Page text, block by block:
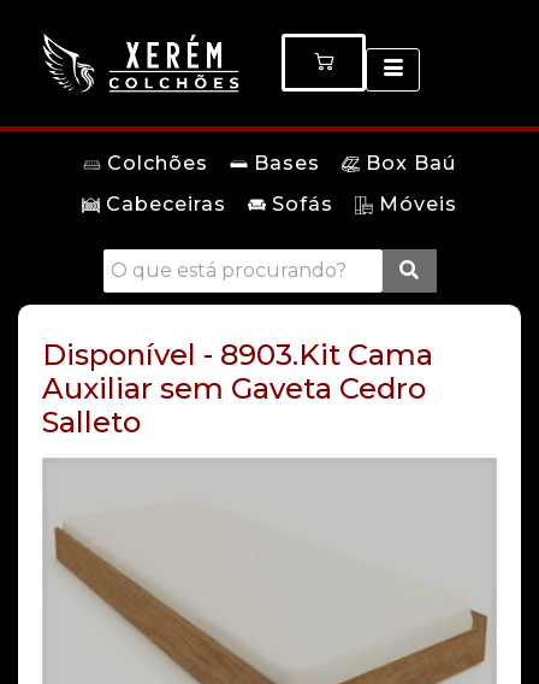
Colchões Bases
Box Baú
Cabeceiras
Sofás Móveis
Disponível - 8903.Kit Cama
Auxiliar sem Gaveta Cedro
Salleto